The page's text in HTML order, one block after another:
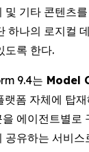
및 기타 콘텐츠
하나의 로지컬
도록 한다.
9.4는 Model
랫폼 자체에 탑
에이전트별로
공유하는 서비스